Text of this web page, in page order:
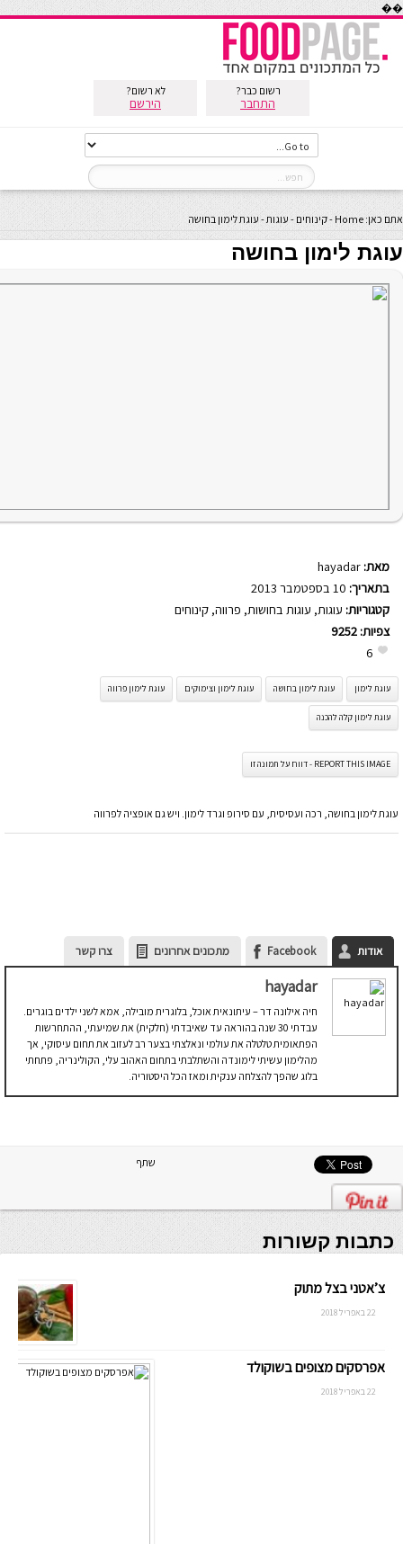
��
רשום כבר?
התחבר
לא רשום?
הירשם
אתם כאן: Home
-קינוחים - עוגות- עוגת לימון בחושה
עוגת לימון בחושה
מאת: hayadar
בתאריך:
קטגוריות: עוגות, עוגות בחושות, פרווה, קינוחים
צפיות: 9252
6
עוגת לימון עוגת לימון בחושה עוגת לימון וצימוקים עוגת לימון פרווה
עוגת לימון קלה להכנה
REPORT THIS IMAGE - דווח על תמונה זו
עוגת לימון בחושה, רכה ועסיסית, עם סירופ וגרד לימון. ויש גם אופציה לפרווה
אודות Facebook מתכונים אחרונים צרו קשר
hayadar
חיה אילונה דר – עיתונאית אוכל, בלוגרית מובילה, אמא לשני ילדים בוגרים.
עבדתי 30 שנה בהוראה עד שאיבדתי (חלקית) את שמיעתי, ההתחרשות
הפתאומית טלטלה את עולמי ונאלצתי בצער רב לעזוב את תחום עיסוקי, אך
מהלימון עשיתי לימונדה והשתלבתי בתחום האהוב עלי, הקולינריה, פתחתי
בלוג שהפך להצלחה ענקית ומאז הכל היסטוריה.
שתף
כתבות קשורות
צ’אטני בצל מתוק
22 באפריל 2018
אפרסקים מצופים בשוקולד
22 באפריל 2018